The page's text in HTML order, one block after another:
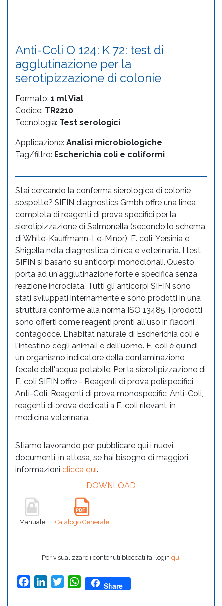
Anti-Coli O 124: K 72: test di
agglutinazione per la
serotipizzazione di colonie
Formato: 1 ml Vial
Codice: TR2210
Tecnologia: Test serologici
Applicazione: Analisi microbiologiche
Tag/filtro: Escherichia coli e coliformi
Stai cercando la conferma sierologica di colonie
sospette? SIFIN diagnostics Gmbh offre una linea
completa di reagenti di prova specifici per la
sierotipizzazione di Salmonella (secondo lo schema
di White-Kauffmann-Le-Minor), E. coli, Yersinia e
Shigella nella diagnostica clinica e veterinaria. I test
SIFIN si basano su anticorpi monoclonali. Questo
porta ad un'agglutinazione forte e specifica senza
reazione incrociata. Tutti gli anticorpi SIFIN sono
stati sviluppati internamente e sono prodotti in una
struttura conforme alla norma ISO 13485. I prodotti
sono offerti come reagenti pronti all'uso in flaconi
contagocce. L'habitat naturale di Escherichia coli è
l'intestino degli animali e dell'uomo. E. coli è quindi
un organismo indicatore della contaminazione
fecale dell'acqua potabile. Per la sierotipizzazione di
E. coli SIFIN offre - Reagenti di prova polispecifici
Anti-Coli, Reagenti di prova monospecifici Anti-Coli,
reagenti di prova dedicati a E. coli rilevanti in
medicina veterinaria.
Stiamo lavorando per pubblicare qui i nuovi
documenti, in attesa, se hai bisogno di maggiori
informazioni clicca qui.
DOWNLOAD
Manuale Catalogo Generale
Per visualizzare i contenuti bloccati fai login qui
FacebookLinkedInTwitterWhatsApp
Share